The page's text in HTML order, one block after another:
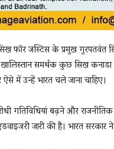
फॉर जस्टिस के प्रमुख गुरपतवंत
समर्थक कुछ सिख कनाडा
में उन्हें भारत चले जाना चाहिए।
गतिविधियां बढ़ने और
जारी की है। भारत सरकार